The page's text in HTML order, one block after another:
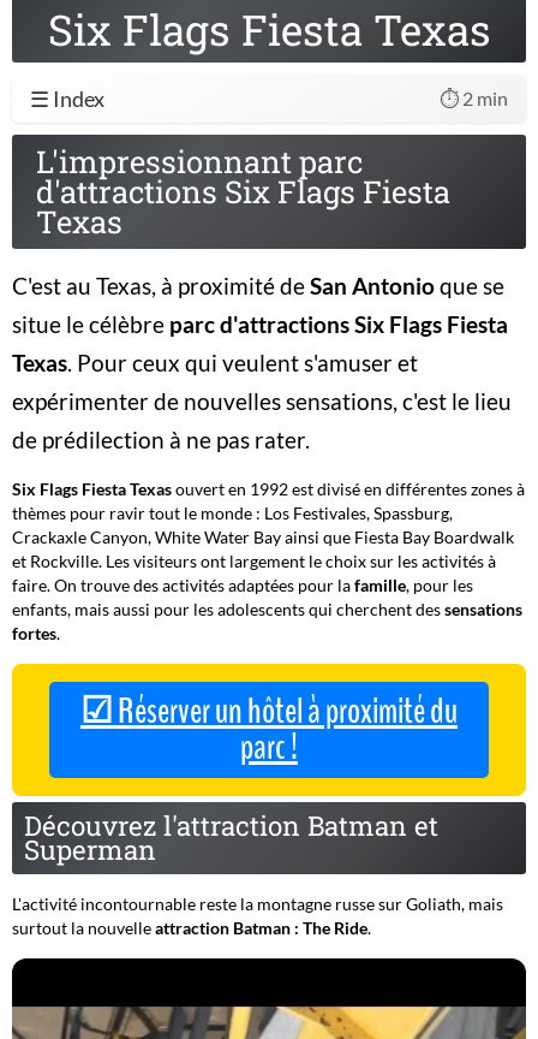
Six Flags Fiesta Texas
☰ Index ⏱️ 2 min
L'impressionnant parc
d'attractions Six Flags Fiesta
Texas
C'est au Texas, à proximité deSan Antonioque se
situe le célèbre parc d'attractions Six Flags Fiesta
Texas. Pour ceux qui veulent s'amuser et
expérimenter de nouvelles sensations, c'est le lieu
de prédilection à ne pas rater.
Six Flags Fiesta Texasouvert en 1992 est divisé en différentes zones à
thèmes pour ravir tout le monde : Los Festivales, Spassburg,
Crackaxle Canyon, White Water Bay ainsi que Fiesta Bay Boardwalk
et Rockville. Les visiteurs ont largement le choix sur les activités à
faire. On trouve des activités adaptées pour lafamille, pour les
enfants, mais aussi pour les adolescents qui cherchent dessensations
fortes.
☑ Réserver un hôtel à proximité du
parc !
Découvrez l'attraction Batman et
Superman
L'activité incontournable reste la montagne russe sur Goliath, mais
surtout la nouvelleattraction Batman : The Ride.